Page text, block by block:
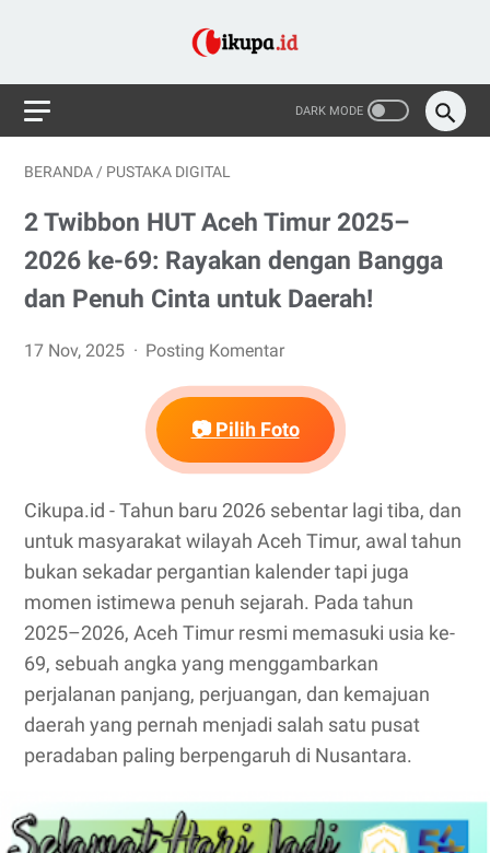
BERANDA / PUSTAKA DIGITAL
2 Twibbon HUT Aceh Timur 2025–
2026 ke-69: Rayakan dengan Bangga
dan Penuh Cinta untuk Daerah!
17 Nov, 2025 Posting Komentar
📷 Pilih Foto
Cikupa.id - Tahun baru 2026 sebentar lagi tiba, dan
untuk masyarakat wilayah Aceh Timur, awal tahun
bukan sekadar pergantian kalender tapi juga
momen istimewa penuh sejarah. Pada tahun
2025–2026, Aceh Timur resmi memasuki usia ke-
69, sebuah angka yang menggambarkan
perjalanan panjang, perjuangan, dan kemajuan
daerah yang pernah menjadi salah satu pusat
peradaban paling berpengaruh di Nusantara.